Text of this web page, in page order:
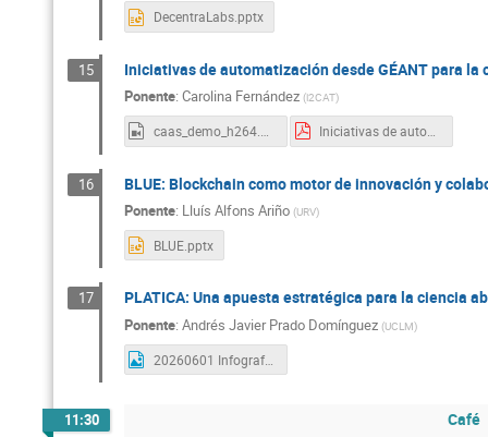
DecentraLabs.pptx
15 Iniciativas de automatización desde GÉANT para la
Ponente: Carolina Fernández (i2CAT)
16 BLUE: Blockchain como motor de innovación y
Ponente: Lluís Alfons Ariño (URV)
BLUE.pptx
17 PLATICA: Una apuesta estratégica para la ciencia
Ponente: Andrés Javier Prado Domínguez (UCLM)
20260601 Infografía PLATICA.jpg
11:30 Café